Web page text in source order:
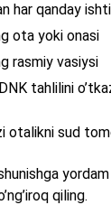
har qanday
ota yoki onasi
rasmiy vasiysi
tahlilini
otalikni sud
qiling.